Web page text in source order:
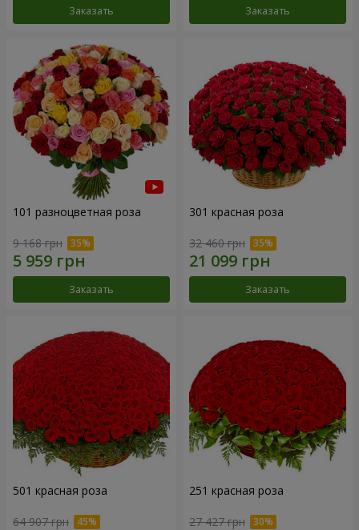
Заказать Заказать
101 разноцветная роза
9 168 грн
Заказать
301 красная роза
32 460 грн
Заказать
501 красная роза
64 907 грн
251 красная роза
27 427 грн